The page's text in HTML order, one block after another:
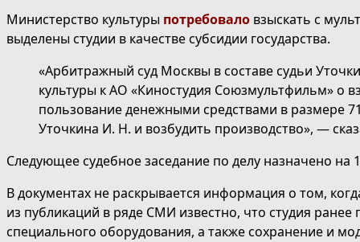
Министерство культуры потребовало взыскать с
выделены студии в качестве субсидии государства.
«Арбитражный суд Москвы в составе судьи
культуры к АО «Киностудия Союзмультфильм» о
пользование денежными средствами в размере
Уточкина И. Н. и возбудить производство», —
Следующее судебное заседание по делу назначено на
В документах не раскрывается информация о том,
из публикаций в ряде СМИ известно, что студия
специального оборудования, а также сохранение и